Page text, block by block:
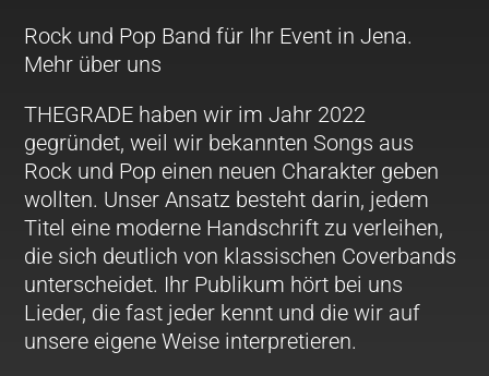
Rock und Pop Band für Ihr Event in Jena.
Mehr über uns
THEGRADE haben wir im Jahr 2022
gegründet, weil wir bekannten Songs aus
Rock und Pop einen neuen Charakter geben
wollten. Unser Ansatz besteht darin, jedem
Titel eine moderne Handschrift zu verleihen,
die sich deutlich von klassischen Coverbands
unterscheidet. Ihr Publikum hört bei uns
Lieder, die fast jeder kennt und die wir auf
unsere eigene Weise interpretieren.